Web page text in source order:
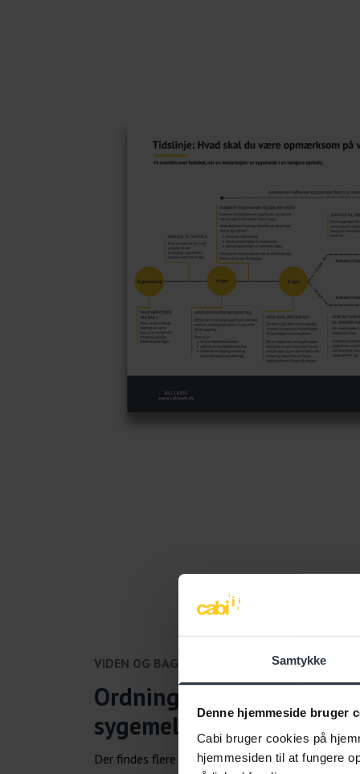
Samtykke
Denne hjemmeside bruger
Cabi bruger cookies på
hjemmesiden til at fungere
VIDEN OG BAGGRUND
Ordninger til
sygemeldte
Der findes flere ordninger og redskaber, der kan